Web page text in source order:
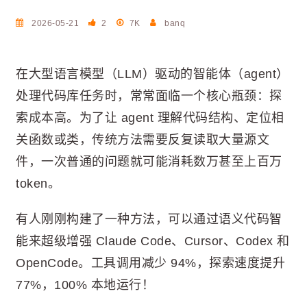
2026-05-21 2 7K banq
在大型语言模型（LLM）驱动的智能体（agent）
处理代码库任务时，常常面临一个核心瓶颈：探
索成本高。为了让 agent 理解代码结构、定位相
关函数或类，传统方法需要反复读取大量源文
件，一次普通的问题就可能消耗数万甚至上百万
token。
有人刚刚构建了一种方法，可以通过语义代码智
能来超级增强 Claude Code、Cursor、Codex 和
OpenCode。工具调用减少 94%，探索速度提升
77%，100% 本地运行！